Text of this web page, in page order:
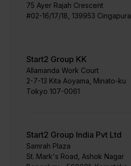
75 Ayer Rajah Crescent
#02-16/17/18, 139953 Cingapura
Start2 Group KK
Allamanda Work Court
2-7-13 Kita Aoyama, Minato-ku
Tokyo 107-0061
Start2 Group India Pvt Ltd
Samrah Plaza
St. Mark's Road, Ashok Nagar